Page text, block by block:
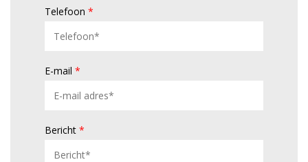
Telefoon*
E-mail*
Bericht*